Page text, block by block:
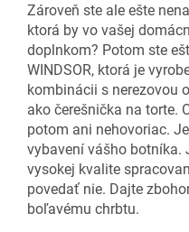
Zároveň ste ale ešte
ktorá by vo vašej
doplnkom? Potom ste
WINDSOR, ktorá je
kombinácii s nerezovou
ako čerešnička na torte.
potom ani nehovoriac.
vybavení vášho botníka.
vysokej kvalite
povedať nie. Dajte
boľavému chrbtu.